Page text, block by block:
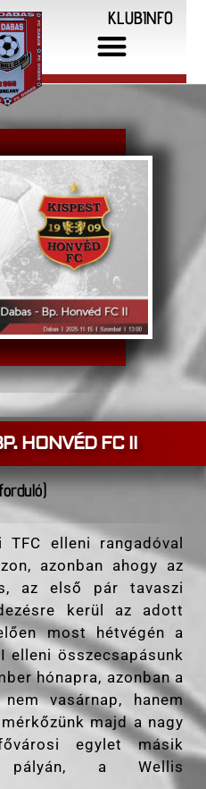
KLUBINFO
HONVÉD FC II
elleni rangadóval
azonban ahogy az
az első pár tavaszi
kerül az adott
most hétvégén a
elleni összecsapásunk
hónapra, azonban a
vasárnap, hanem
majd a nagy
egylet másik
pályán, a Wellis